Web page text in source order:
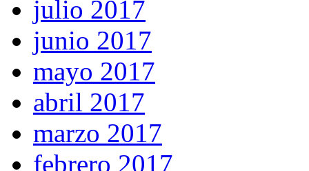
julio 2017
junio 2017
mayo 2017
abril 2017
marzo 2017
febrero 2017